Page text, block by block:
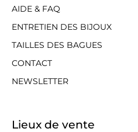
AIDE & FAQ
ENTRETIEN DES BIJOUX
TAILLES DES BAGUES
CONTACT
NEWSLETTER
Lieux de vente